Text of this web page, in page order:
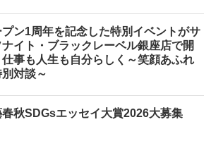
プン1周年を記念した特別イベントがサ
ナイト・ブラックレーベル銀座店で開
事も人生も自分らしく～笑顔あふれ
対談～
秋SDGsエッセイ大賞2026大募集